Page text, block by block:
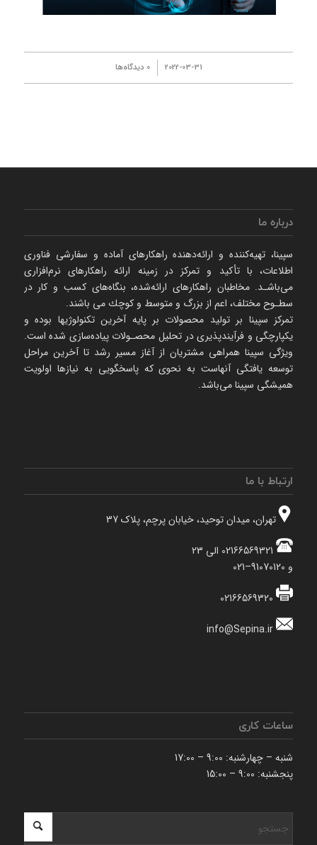
2022-03-31/ 0 دیدگاه‌ها
درباره ما
سپینا، تهیه‌كننده و ارائه‌‌دهنده راهكارهای آماده و سفارشی فناوری
اطلاعات، با تأكید و تمركز در زمینه ارائه راهکارهای نرم‌‌افزاری
می‌باشـد. مخاطبان راهكارهای ارائه‌شده، بنگاه‌های كسب و كار در
سطـوح مختلف، اعم از بزرگ و متوسط و كوچك می‌ باشند.
تمرکز سپینا بر تولید محصولات بر پایه آخرین تکنولوژیها بوده و
یکپارچگی و فرآیندپذیری در تحلیل محصـولات پیاده‌سازی شده است.
ویژگی سپینا همراهی مشتریان از آغاز مسیر رشد تا آخرین مراحل
توسعه یافتگی آنهاست به نحوی که پاسخگویی به نیازها اولویت
همیشگی سپینا می‌باشد.
ارتباط با ما
تهران، میدان توحید، خیابان پرچم، پلاک 37
و 91070120–021
02166569320
info@Sepina.ir
ساعات کاری
شنبه – چهارشنبه: 9:00 – 17:00
پنجشنبه: 9:00 – 15:00